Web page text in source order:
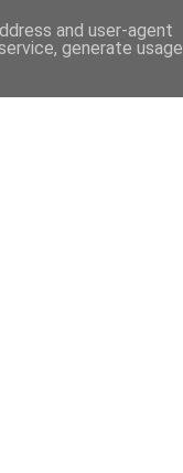
and user-agent
generate usage